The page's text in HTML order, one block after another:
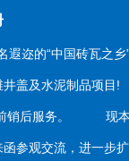
的“中国砖瓦之乡
井盖及水泥制品项
销后服务。 现本
函参观交流，进一